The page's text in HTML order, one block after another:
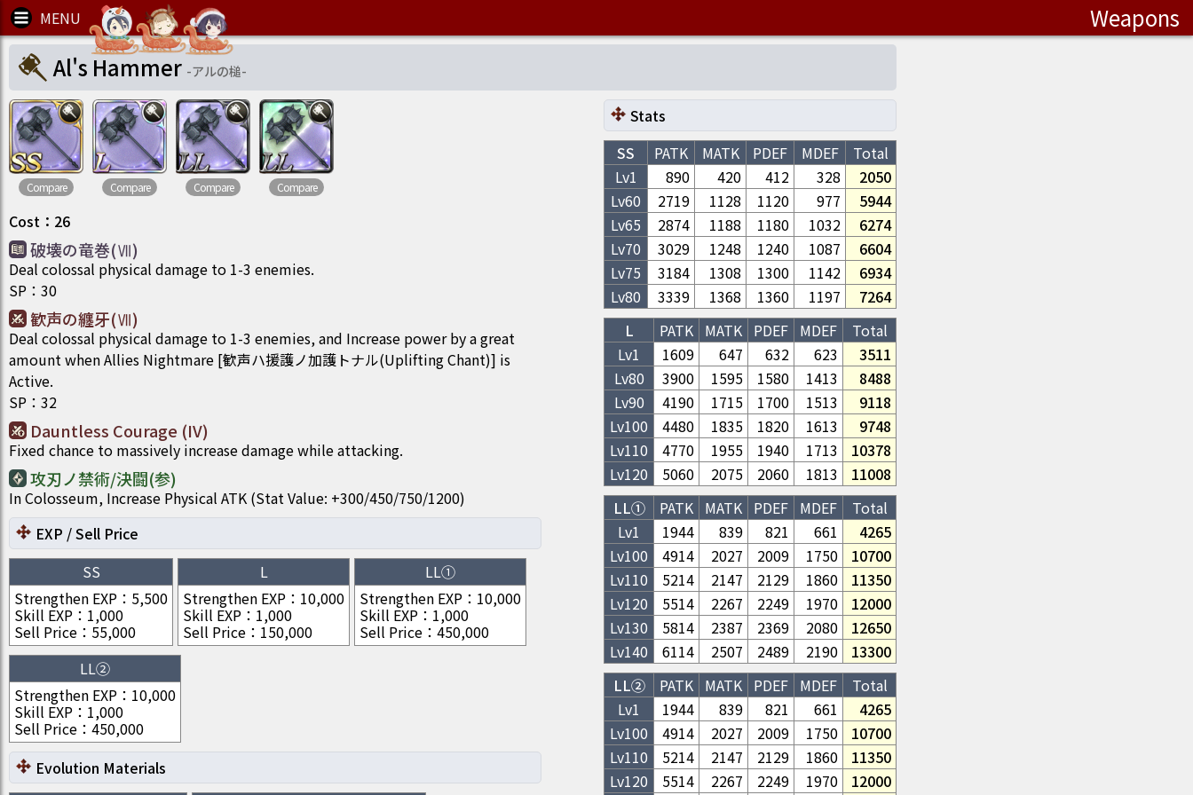
Weapons
Al's Hammer -アルの槌-
Compare Compare Compare Compare
Cost ： 26
破壊の竜巻(Ⅶ)
Deal colossal physical damage to 1-3 enemies.
SP ： 30
歓声の纏牙(Ⅶ)
Deal colossal physical damage to 1-3 enemies, and Increase power by a great
amount when Allies Nightmare [歓声ハ援護ノ加護トナル(Uplifting Chant)] is
Active.
SP ： 32
Dauntless Courage (IV)
Fixed chance to massively increase damage while attacking.
攻刃ノ禁術/決闘(参)
In Colosseum, Increase Physical ATK (Stat Value: +300/450/750/1200)
Stats
SS
PATK MATK PDEF MDEF
Total
Lv1
890 420 412 328
2050
Lv60 2719 1128 1120 977
5944
Lv65 2874 1188 1180 1032
6274
Lv70 3029 1248 1240 1087
6604
Lv75 3184 1308 1300 1142
6934
Lv80 3339 1368 1360 1197
7264
L
PATK MATK PDEF MDEF
Total
Lv1
1609 647 632 623
3511
Lv80 3900 1595 1580 1413
8488
Lv90 4190 1715 1700 1513
9118
Lv100 4480 1835 1820 1613
9748
Lv110 4770 1955 1940 1713
10378
Lv120 5060 2075 2060 1813
11008
LL①
PATK MATK PDEF MDEF
Total
Lv1
1944 839 821 661
4265
Lv100 4914 2027 2009 1750
10700
Lv110 5214 2147 2129 1860
11350
Lv120 5514 2267 2249 1970
12000
Lv130 5814 2387 2369 2080
12650
Lv140 6114 2507 2489 2190
13300
LL②
PATK MATK PDEF MDEF
Total
Lv1
1944 839 821 661
4265
Lv100 4914 2027 2009 1750
10700
Lv110 5214 2147 2129 1860
11350
Lv120 5514 2267 2249 1970
12000
EXP / Sell Price
SS
Strengthen EXP ： 5,500
Skill EXP ： 1,000
Sell Price ： 55,000
L
Strengthen EXP ： 10,000
Skill EXP ： 1,000
Sell Price ： 150,000
LL①
Strengthen EXP ： 10,000
Skill EXP ： 1,000
Sell Price ： 450,000
LL②
Strengthen EXP ： 10,000
Skill EXP ： 1,000
Sell Price ： 450,000
Evolution Materials